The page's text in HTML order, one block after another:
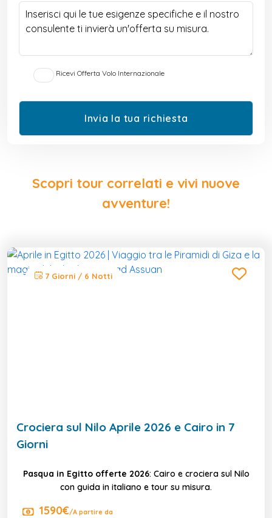
Ricevi Offerta Volo Internazionale
Scopri tour correlati e vivi nuove
avventure!
7 Giorni / 6 Notti
Crociera sul Nilo Aprile 2026 e Cairo in 7
Giorni
Pasqua in Egitto offerte 2026: Cairo e crociera sul Nilo
con guida in italiano e tour su misura.
1590€/A partire da